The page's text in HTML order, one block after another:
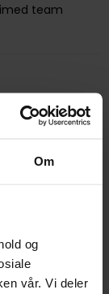
Om
og
vår. Vi deler
team